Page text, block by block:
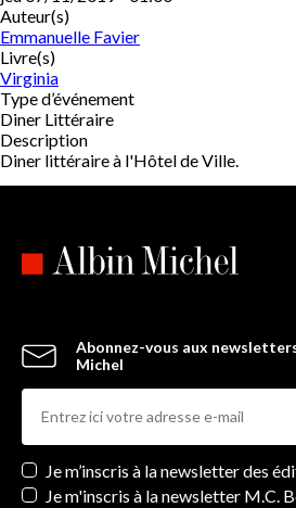
Auteur(s)
Emmanuelle Favier
Livre(s)
Virginia
Type d’événement
Diner Littéraire
Description
Diner littéraire à l'Hôtel de Ville.
Abonnez-vous aux
Michel
Newsletters
Je m’inscris à la newsletter des
Je m'inscris à la newsletter M.C.